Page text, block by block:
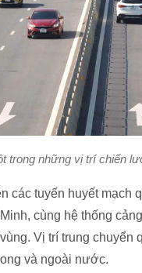
trong những vị trí chiến
các tuyến huyết
cùng hệ thống
Vị trí trung chuyển
và ngoài nước.